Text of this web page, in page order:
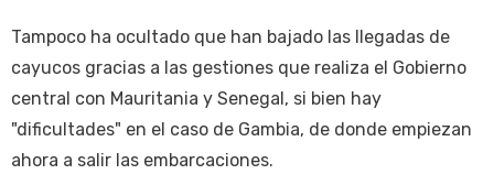
Tampoco ha ocultado que han bajado las llegadas de
cayucos gracias a las gestiones que realiza el Gobierno
central con Mauritania y Senegal, si bien hay
"dificultades" en el caso de Gambia, de donde empiezan
ahora a salir las embarcaciones.